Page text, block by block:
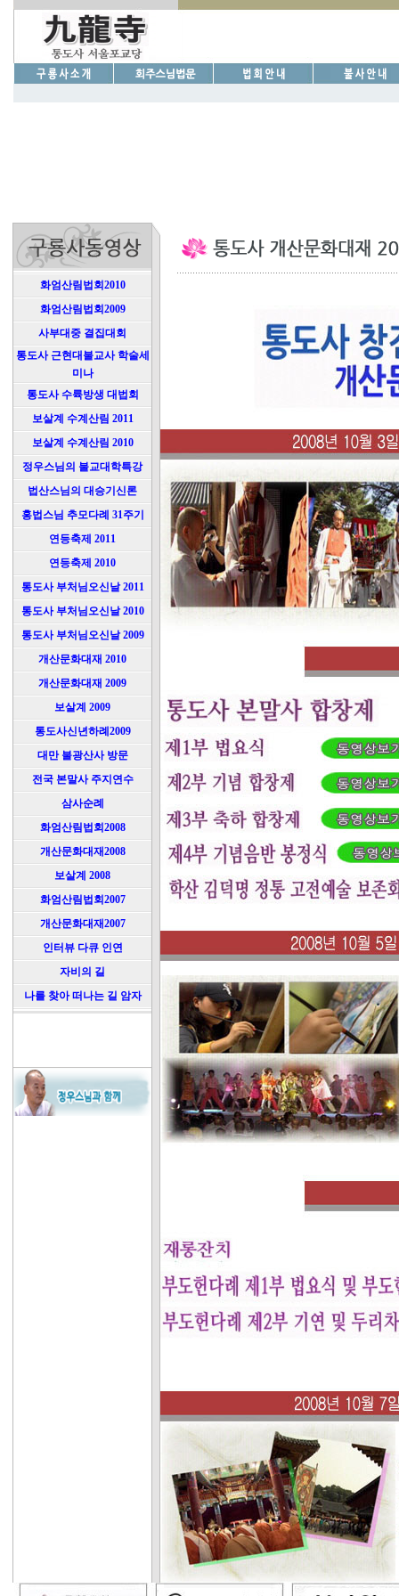
화엄산림법회2010
화엄산림법회2009
사부대중 결집대회
통도사 근현대불교사 학술세
미나
통도사 수륙방생 대법회
보살계 수계산림 2011
보살계 수계산림 2010
정우스님의 불교대학특강
법산스님의 대승기신론
홍법스님 추모다례 31주기
연등축제 2011
연등축제 2010
통도사 부처님오신날 2011
통도사 부처님오신날 2010
통도사 부처님오신날 2009
개산문화대재 2010
개산문화대재 2009
보살계 2009
통도사신년하례2009
대만 불광산사 방문
전국 본말사 주지연수
삼사순례
화엄산림법회2008
개산문화대재2008
보살계 2008
화엄산림법회2007
개산문화대재2007
인터뷰 다큐 인연
자비의 길
나를 찾아 떠나는 길 암자